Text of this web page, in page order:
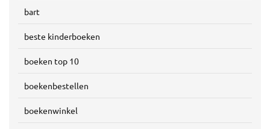
bart
beste kinderboeken
boeken top 10
boekenbestellen
boekenwinkel